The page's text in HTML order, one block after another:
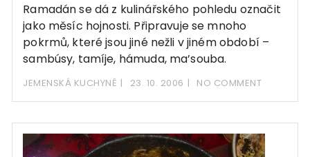
Ramadán se dá z kulinářského pohledu označit
jako měsíc hojnosti. Připravuje se mnoho
pokrmů, které jsou jiné nežli v jiném období –
sambúsy, tamíje, hámuda, ma’souba.
JEMENSKÁ KUCHYNĚ 23. 10. 2006 NO COMMENT